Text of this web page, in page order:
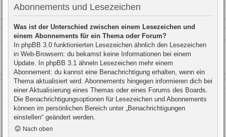
Abonnements und Lesezeichen
Was ist der Unterschied zwischen einem Lesezeichen und
einem Abonnements für ein Thema oder Forum?
In phpBB 3.0 funktionierten Lesezeichen ähnlich den Lesezeichen
in Web-Browsern: du bekamst keine Informationen bei einem
Update. In phpBB 3.1 ähneln Lesezeichen mehr einem
Abonnement: du kannst eine Benachrichtigung erhalten, wenn ein
Thema aktualisiert wird. Abonnements hingegen informieren dich bei
einer Aktualisierung eines Themas oder eines Forums des Boards.
Die Benachrichtigungsoptionen für Lesezeichen und Abonnements
können im persönlichen Bereich unter „Benachrichtigungen
einstellen“ geändert werden.
Nach oben